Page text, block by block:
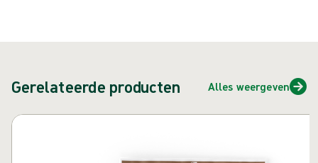
Gerelateerde producten Alles weergeven